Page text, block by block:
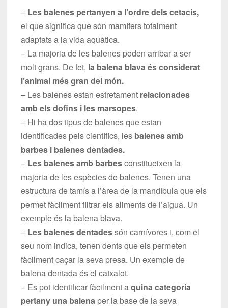
– Les balenes pertanyen a l’ordre dels cetacis,
el que significa que són mamífers totalment
adaptats a la vida aquàtica.
– La majoria de les balenes poden arribar a ser
molt grans. De fet, la balena blava és considerat
l’animal més gran del món.
– Les balenes estan estretament relacionades
amb els dofins i les marsopes.
– Hi ha dos tipus de balenes que estan
identificades pels científics, les balenes amb
barbes i balenes dentades.
– Les balenes amb barbesconstitueixen la
majoria de les espècies de balenes. Tenen una
estructura de tamís a l’àrea de la mandíbula que els
permet fàcilment filtrar els aliments de l’aigua. Un
exemple és la balena blava.
– Les balenes dentadessón carnívores i, com el
seu nom indica, tenen dents que els permeten
fàcilment caçar la seva presa. Un exemple de
balena dentada és el catxalot.
– Es pot identificar fàcilment aquina categoria
pertany una balena per la base de la seva